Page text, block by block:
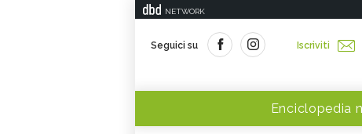
NETWORK
Seguici su Iscriviti
Enciclopedia